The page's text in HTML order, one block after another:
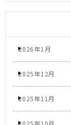
2026年1月
2025年12月
2025年11月